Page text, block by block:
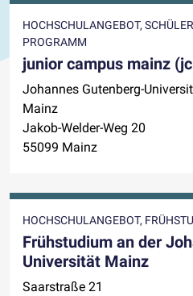
HOCHSCHULANGEBOT,
PROGRAMM
junior campus mainz
Johannes Gutenberg-
Mainz
Jakob-Welder-Weg 20
55099 Mainz
HOCHSCHULANGEBOT,
Frühstudium an der
Universität Mainz
Saarstraße 21